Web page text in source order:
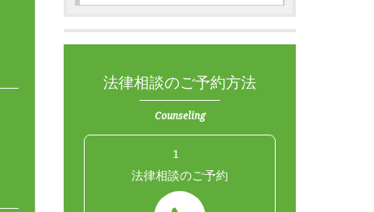
法律相談のご予約方法
Counseling
1
法律相談のご予約